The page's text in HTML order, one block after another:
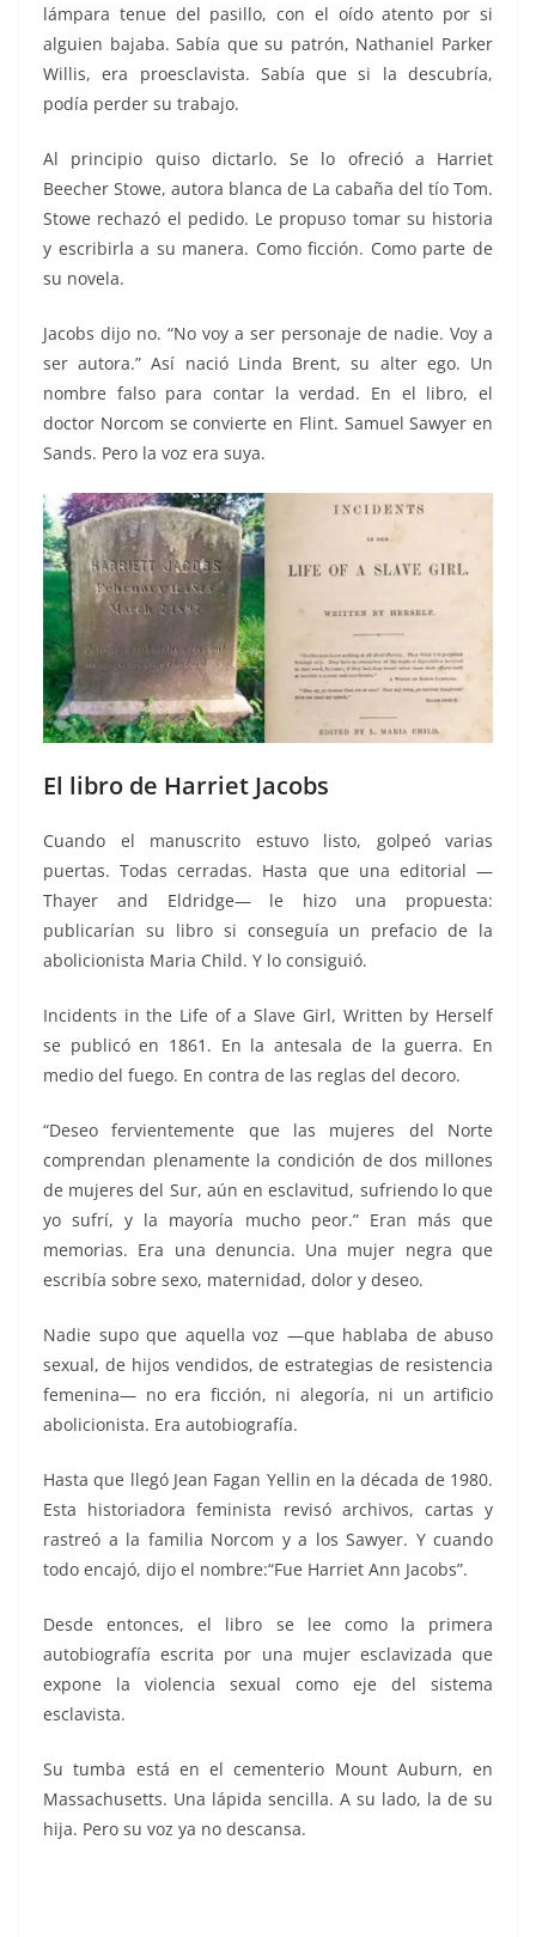
lámpara tenue del pasillo, con el oído atento por si
alguien bajaba. Sabía que su patrón, Nathaniel Parker
Willis, era proesclavista. Sabía que si la descubría,
podía perder su trabajo.
Al principio quiso dictarlo. Se lo ofreció a Harriet
Beecher Stowe, autora blanca de La cabaña del tío Tom.
Stowe rechazó el pedido. Le propuso tomar su historia
y escribirla a su manera. Como ficción. Como parte de
su novela.
Jacobs dijo no. “No voy a ser personaje de nadie. Voy a
ser autora.” Así nació Linda Brent, su alter ego. Un
nombre falso para contar la verdad. En el libro, el
doctor Norcom se convierte en Flint. Samuel Sawyer en
Sands. Pero la voz era suya.
El libro de Harriet Jacobs
Cuando el manuscrito estuvo listo, golpeó varias
puertas. Todas cerradas. Hasta que una editorial —
Thayer and Eldridge— le hizo una propuesta:
publicarían su libro si conseguía un prefacio de la
abolicionista Maria Child. Y lo consiguió.
Incidents in the Life of a Slave Girl, Written by Herself
se publicó en 1861. En la antesala de la guerra. En
medio del fuego. En contra de las reglas del decoro.
“Deseo fervientemente que las mujeres del Norte
comprendan plenamente la condición de dos millones
de mujeres del Sur, aún en esclavitud, sufriendo lo que
yo sufrí, y la mayoría mucho peor.” Eran más que
memorias. Era una denuncia. Una mujer negra que
escribía sobre sexo, maternidad, dolor y deseo.
Nadie supo que aquella voz —que hablaba de abuso
sexual, de hijos vendidos, de estrategias de resistencia
femenina— no era ficción, ni alegoría, ni un artificio
abolicionista. Era autobiografía.
Hasta que llegó Jean Fagan Yellin en la década de 1980.
Esta historiadora feminista revisó archivos, cartas y
rastreó a la familia Norcom y a los Sawyer. Y cuando
todo encajó, dijo el nombre:“Fue Harriet Ann Jacobs”.
Desde entonces, el libro se lee como la primera
autobiografía escrita por una mujer esclavizada que
expone la violencia sexual como eje del sistema
esclavista.
Su tumba está en el cementerio Mount Auburn, en
Massachusetts. Una lápida sencilla. A su lado, la de su
hija. Pero su voz ya no descansa.